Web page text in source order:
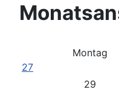
Montag
27
29